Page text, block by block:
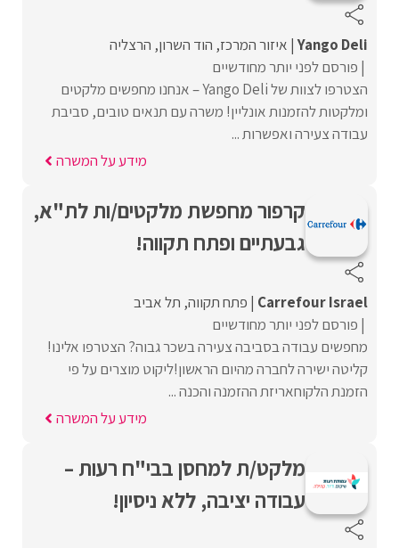
Yango Deli איזור המרכז הוד השרון הרצליה
פורסם לפני יותר מחודשיים
הצטרפו לצוות של Yango Deli – אנחנו מחפשים מלקטים
ומלקטות להזמנות אונליין! משרה עם תנאים טובים, סביבת
עבודה צעירה ואפשרות ...
מידע על המשרה
קרפור מחפשת מלקטים/ות לת"א,
גבעתיים ופתח תקווה!
Carrefour Israel פתח תקווה תל אביב
פורסם לפני יותר מחודשיים
מחפשים עבודה בסביבה צעירה בשכר גבוה? הצטרפו אלינו!
קליטה ישירה לחברה מהיום הראשון!ליקוט מוצרים על פי
הזמנת הלקוחאריזת ההזמנה והכנה ...
מידע על המשרה
מלקט/ת למחסן בבי"ח רעות –
עבודה יציבה, ללא ניסיון!